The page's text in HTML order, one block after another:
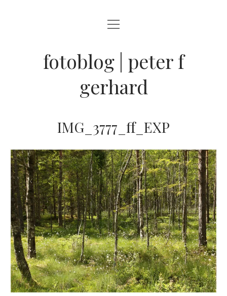
BLOG
JAZZ LIVE !
ZEN MOMENTE
WANDERLUST
INFO Menü
öffnen
DATENSCHUTZ
KONTAKT
ARCHIV
instagram
Menü
öffnen
fotoblog | peter f
gerhard
IMG_3777_ff_EXP